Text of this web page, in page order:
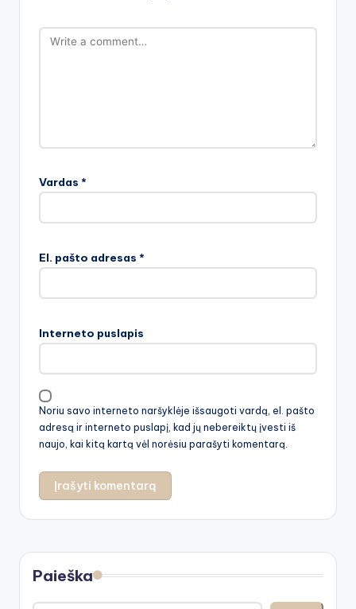
Vardas *
El. pašto adresas *
Interneto puslapis
Noriu savo interneto naršyklėje išsaugoti vardą, el. pašto
adresą ir interneto puslapį, kad jų nebereiktų įvesti iš
naujo, kai kitą kartą vėl norėsiu parašyti komentarą.
Paieška